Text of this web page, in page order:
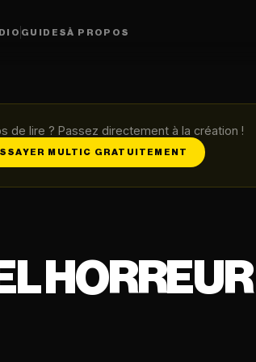
GUIDESÀ PROPOS
de lire ? Passez directement à la création !
MULTIC GRATUITEMENT
HORREUR